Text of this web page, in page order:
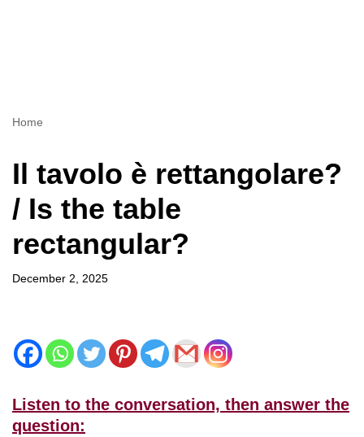
Home
Il tavolo è rettangolare?
/ Is the table
rectangular?
December 2, 2025
Listen to the conversation, then answer the
question: